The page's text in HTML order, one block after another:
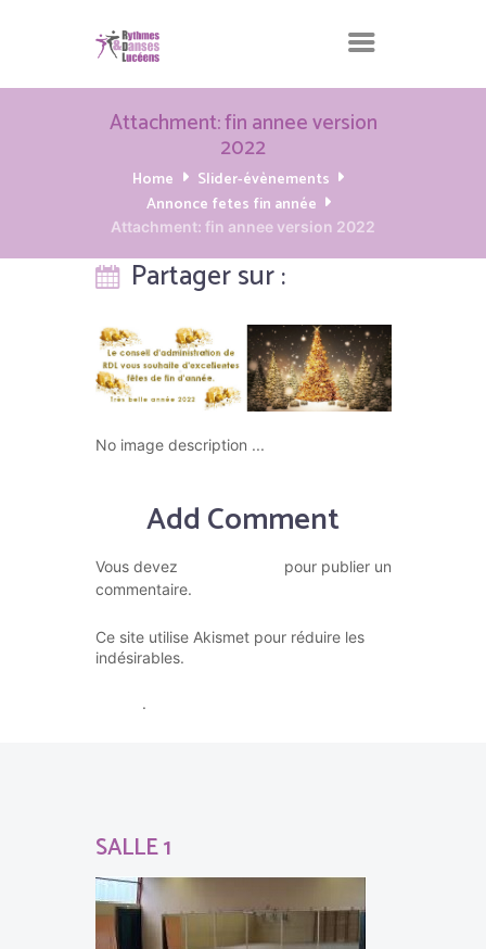
Attachment: fin annee version
2022
Home
Slider-évènements
Annonce fetes fin année
Attachment: fin annee version 2022
Partager sur :
No image description ...
Add Comment
Vous devez
pour publier un
commentaire.
Ce site utilise Akismet pour réduire les
indésirables.
.
SALLE 1